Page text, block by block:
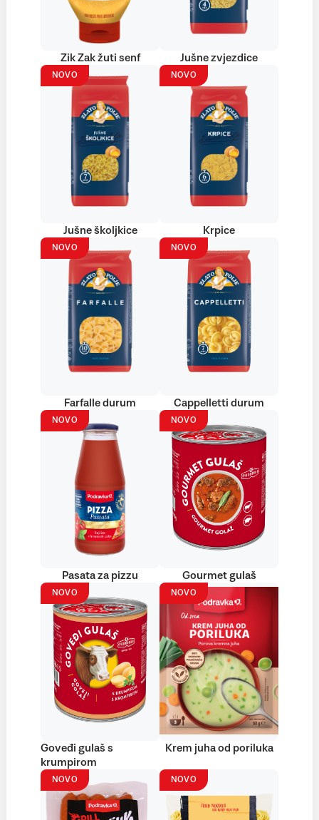
Zik Zak žuti senf Jušne zvjezdice
NOVO
Jušne školjkice
NOVO
Krpice
NOVO
Farfalle durum
NOVO
Cappelletti durum
NOVO
Pasata za pizzu
NOVO
Gourmet gulaš
NOVO
Goveđi gulaš s
krumpirom
NOVO
Krem juha od poriluka
NOVO NOVO